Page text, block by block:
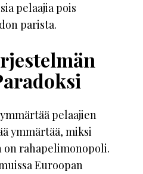
pelaajia pois
parista.
pelaajien
ymmärtää, miksi
on rahapelimonopoli.
Euroopan